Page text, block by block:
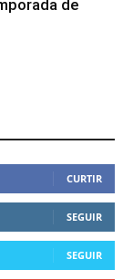
de
CURTIR
SEGUIR
SEGUIR